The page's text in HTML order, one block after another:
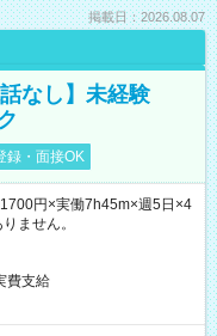
掲載日：2026.08.07
なし】未経験
録・面接OK
円×実働7h45m×週5日×4
ません。
費支給